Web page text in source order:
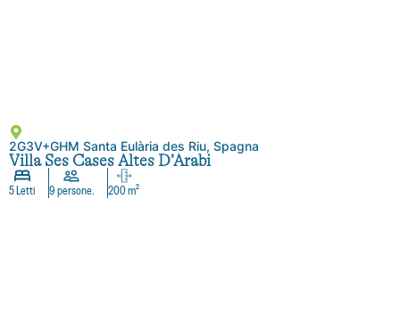
2G3V+GHM Santa Eulària des Riu, Spagna
Villa Ses Cases Altes D’Arabi
5 Letti 9 persone. 200 m²